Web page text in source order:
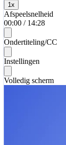
1 x
Afspeelsnelheid
00:00 / 14:28
Ondertiteling/CC
Instellingen
Volledig scherm